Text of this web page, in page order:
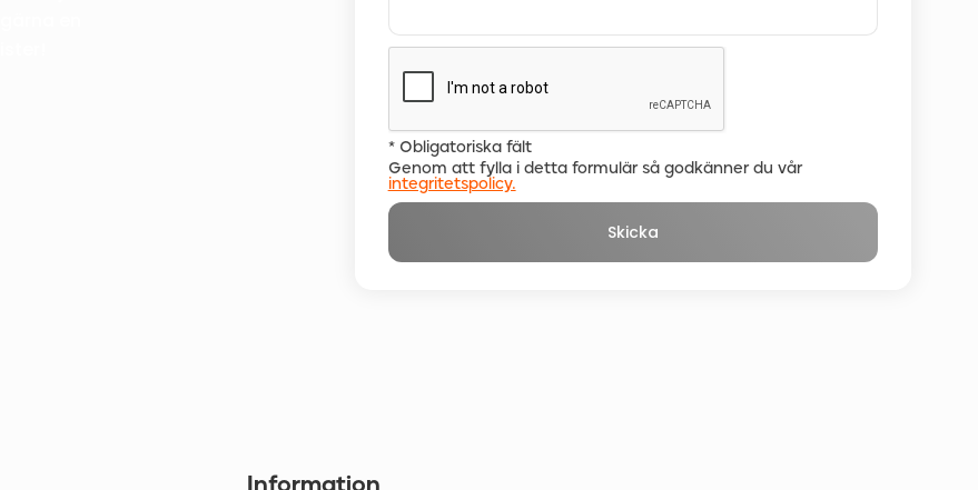
* Obligatoriska fält
Genom att fylla i detta formulär så godkänner du vår
integritetspolicy.
Information